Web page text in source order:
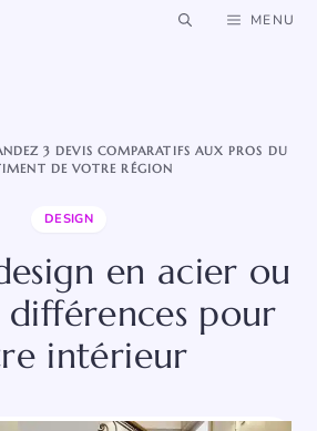
MENU
3 DEVIS COMPARATIFS AUX PROS DU
DE VOTRE RÉGION
DESIGN
en acier ou
différences pour
intérieur